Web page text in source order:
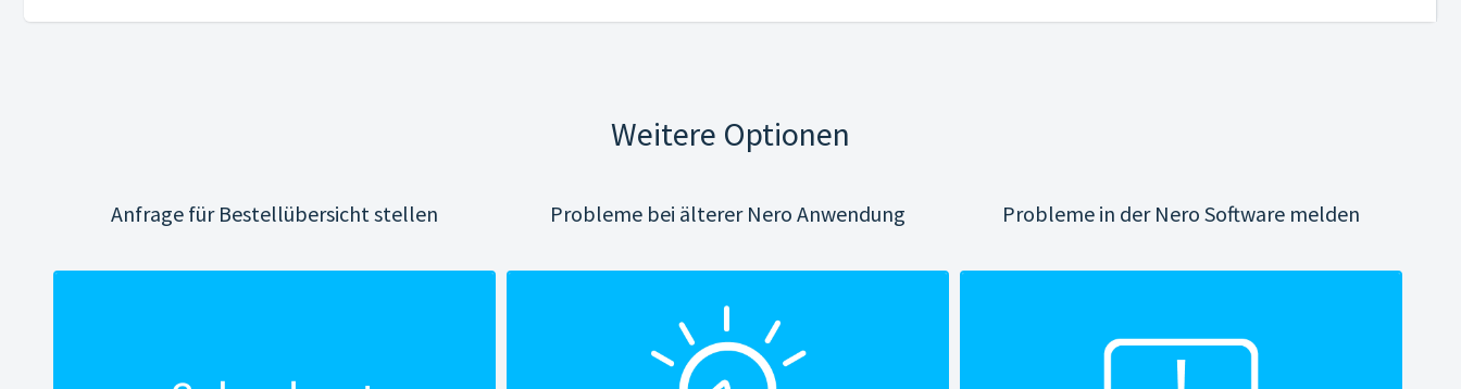
Weitere Optionen
Anfrage für Bestellübersicht stellen Probleme bei älterer Nero Anwendung Probleme in der Nero Software melden